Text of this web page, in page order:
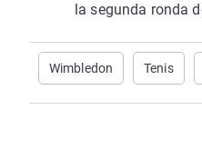
la segunda ronda
Wimbledon Tenis